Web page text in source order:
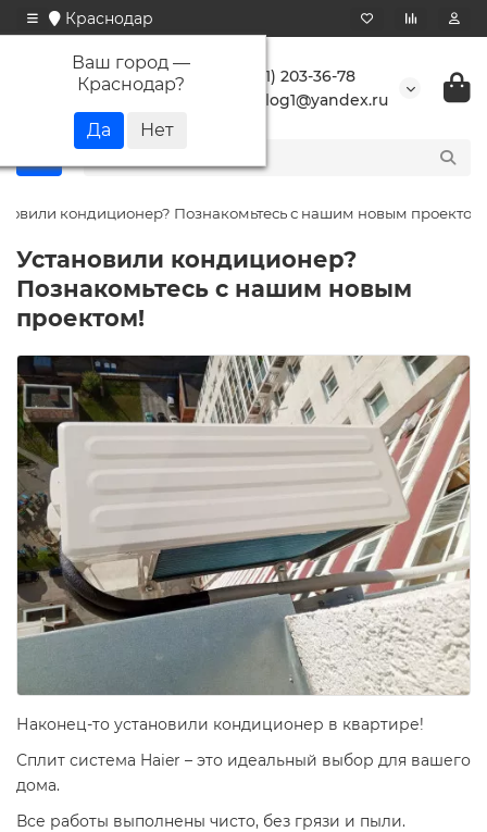
Краснодар
Ваш город —
Краснодар?
+7 (861) 203-36-78
buranlog1@yandex.ru
кондиционер? Познакомьтесь с нашим новым проектом!
Установили кондиционер?
Познакомьтесь с нашим новым
проектом!
Наконец-то установили кондиционер в квартире!
Сплит система Haier – это идеальный выбор для вашего
дома.
Все работы выполнены чисто, без грязи и пыли.